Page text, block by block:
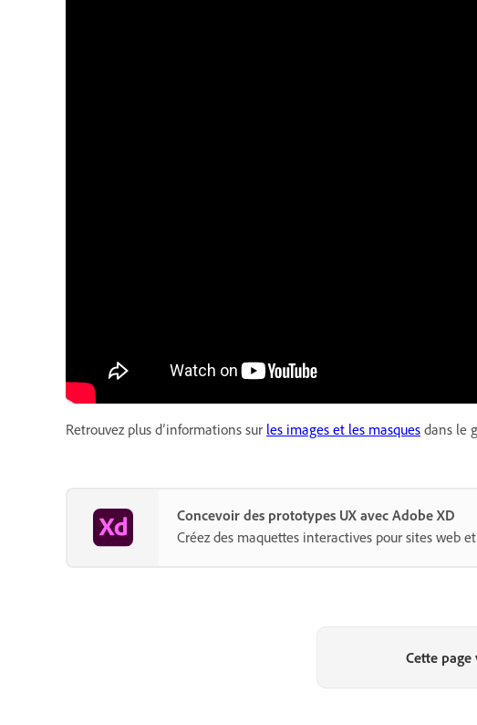
Retrouvez plus d’informations sur les images et les masques dans le
Concevoir des prototypes UX avec Adobe XD
Créez des maquettes interactives pour sites web
Cette